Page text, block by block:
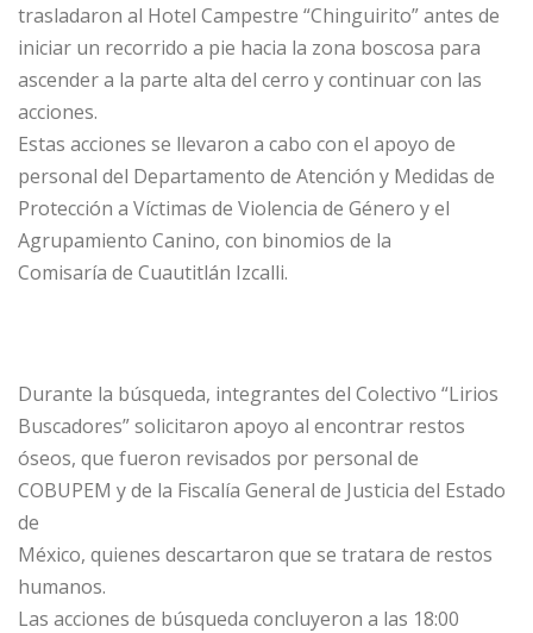
trasladaron al Hotel Campestre “Chinguirito” antes de
iniciar un recorrido a pie hacia la zona boscosa para
ascender a la parte alta del cerro y continuar con las
acciones.
Estas acciones se llevaron a cabo con el apoyo de
personal del Departamento de Atención y Medidas de
Protección a Víctimas de Violencia de Género y el
Agrupamiento Canino, con binomios de la
Comisaría de Cuautitlán Izcalli.
Durante la búsqueda, integrantes del Colectivo “Lirios
Buscadores” solicitaron apoyo al encontrar restos
óseos, que fueron revisados por personal de
COBUPEM y de la Fiscalía General de Justicia del Estado
de
México, quienes descartaron que se tratara de restos
humanos.
Las acciones de búsqueda concluyeron a las 18:00